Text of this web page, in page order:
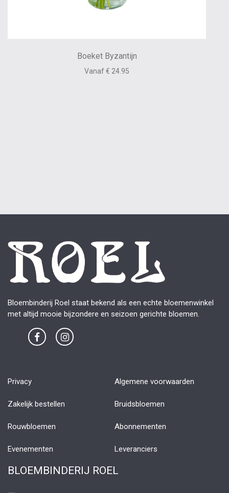
Boeket Byzantijn
Vanaf € 24.95
Bloembinderij Roel staat bekend als een echte bloemenwinkel
met altijd mooie bijzondere en seizoen gerichte bloemen.
Privacy Algemene voorwaarden
Zakelijk bestellen Bruidsbloemen
Rouwbloemen Abonnementen
Evenementen Leveranciers
BLOEMBINDERIJ ROEL